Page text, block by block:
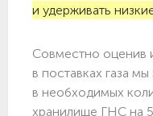
и удерживать
Совместно оценив
в поставках газа
в необходимых
хранилище ГНС на